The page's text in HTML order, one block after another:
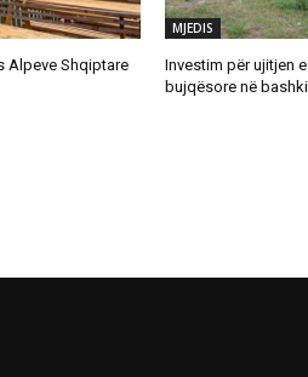
Alpeve Shqiptare
MJEDIS
Investim për ujitjen
bujqësore në